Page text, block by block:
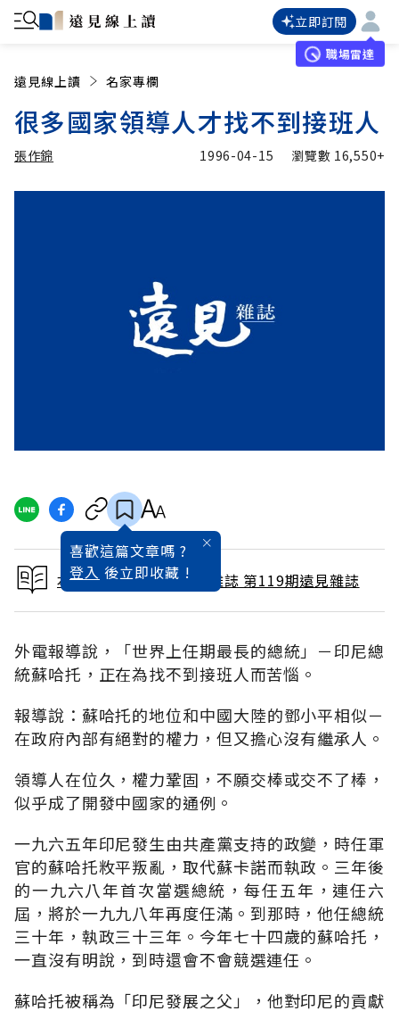
立即訂閱
職場雷達
遠見線上讀 名家專欄
很多國家領導人才找不到接班人
張作錦 1996-04-15 瀏覽數 16,550+
喜歡這篇文章嗎 ?
登入 後立即收藏 !
本文出自 1996 / 5月號雜誌 第119期遠見雜誌
外電報導說，「世界上任期最長的總統」－印尼總
統蘇哈托，正在為找不到接班人而苦惱。
報導說：蘇哈托的地位和中國大陸的鄧小平相似－
在政府內部有絕對的權力，但又擔心沒有繼承人。
領導人在位久，權力鞏固，不願交棒或交不了棒，
似乎成了開發中國家的通例。
一九六五年印尼發生由共產黨支持的政變，時任軍
官的蘇哈托敉平叛亂，取代蘇卡諾而執政。三年後
的一九六八年首次當選總統，每任五年，連任六
屆，將於一九九八年再度任滿。到那時，他任總統
三十年，執政三十三年。今年七十四歲的蘇哈托，
一直沒有明說，到時還會不會競選連任。
蘇哈托被稱為「印尼發展之父」，他對印尼的貢獻